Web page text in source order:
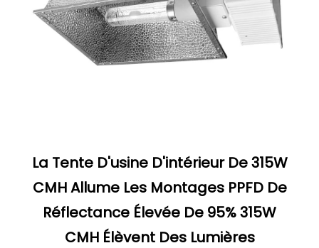
La Tente D'usine D'intérieur De 315W
CMH Allume Les Montages PPFD De
Réflectance Élevée De 95% 315W
CMH Élèvent Des Lumières